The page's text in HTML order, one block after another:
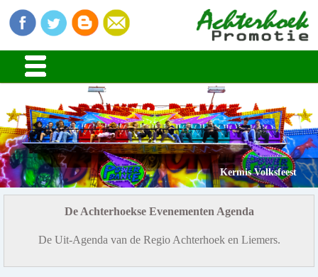
Kermis Volksfeest
De Achterhoekse Evenementen Agenda
De Uit-Agenda van de Regio Achterhoek en Liemers.